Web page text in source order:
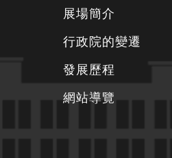
展場簡介
行政院的變遷
發展歷程
網站導覽